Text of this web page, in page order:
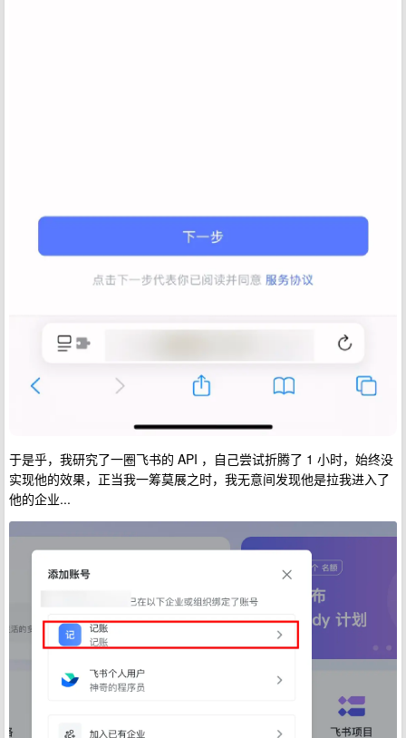
于是乎，我研究了一圈飞书的 API ，自己尝试折腾了 1 小时，始终没
实现他的效果，正当我一筹莫展之时，我无意间发现他是拉我进入了
他的企业...